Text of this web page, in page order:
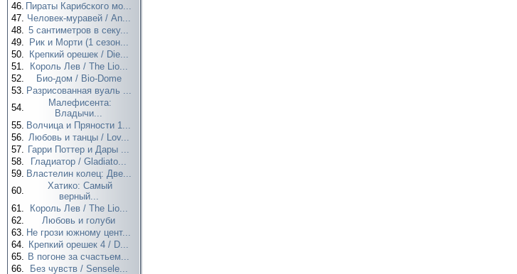
46. Пираты Карибского мо...
47. Человек-муравей / An...
48. 5 сантиметров в секу...
49.
Рик и Морти (1 сезон...
50.
Крепкий орешек / Die...
51.
Король Лев / The Lio...
52.
Био-дом / Bio-Dome
53. Разрисованная вуаль ...
54.
Малефисента:
Владычи...
55. Волчица и Пряности 1...
56. Любовь и танцы / Lov...
57. Гарри Поттер и Дары ...
58.
Гладиатор / Gladiato...
59. Властелин колец: Две...
60.
Хатико: Самый
верный...
61.
Король Лев / The Lio...
62.
Любовь и голуби
63. Не грози южному цент...
64. Крепкий орешек 4 / D...
65. В погоне за счастьем...
66.
Без чувств / Sensele...